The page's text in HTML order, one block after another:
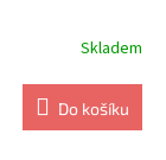
Skladem
Do košíku